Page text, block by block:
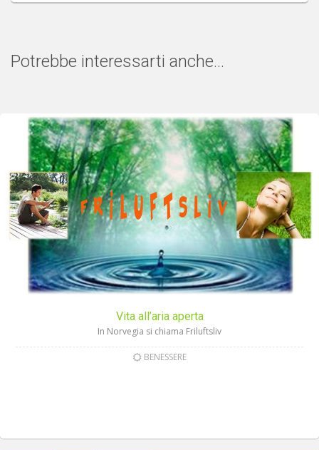
Potrebbe interessarti anche...
Vita all’aria aperta
In Norvegia si chiama Friluftsliv
BENESSERE